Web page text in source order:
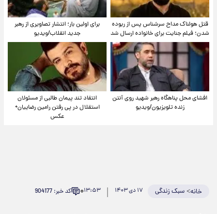
قتل هولناک مداح سرشناس پس از ربوده
شدن؛ فیلم جنایت برای خانواده ارسال شد
برای اولین بار؛ انتشار تصاویری از رهبر
جدید انقلاب/ویدیو
افشای محل پناهگاه‌ رهبر شهید روی آنتن
زنده تلویزیون/ویدیو
انتقاد تند پیمان طالبی از مسئولان
استقلال در پی رفتن رامین رضاییان+
عکس
خانه>سبک زندگی ۱۷ دی ۱۴۰۳ ۱۳:۵۳۰ کد خبر: 904177